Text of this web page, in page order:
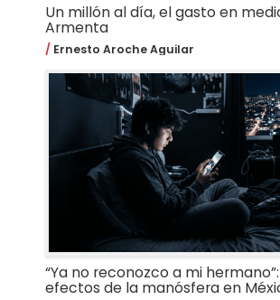
Un millón al día, el gasto en
Armenta
Ernesto Aroche Aguilar
“Ya no reconozco a mi
efectos de la manósfera en